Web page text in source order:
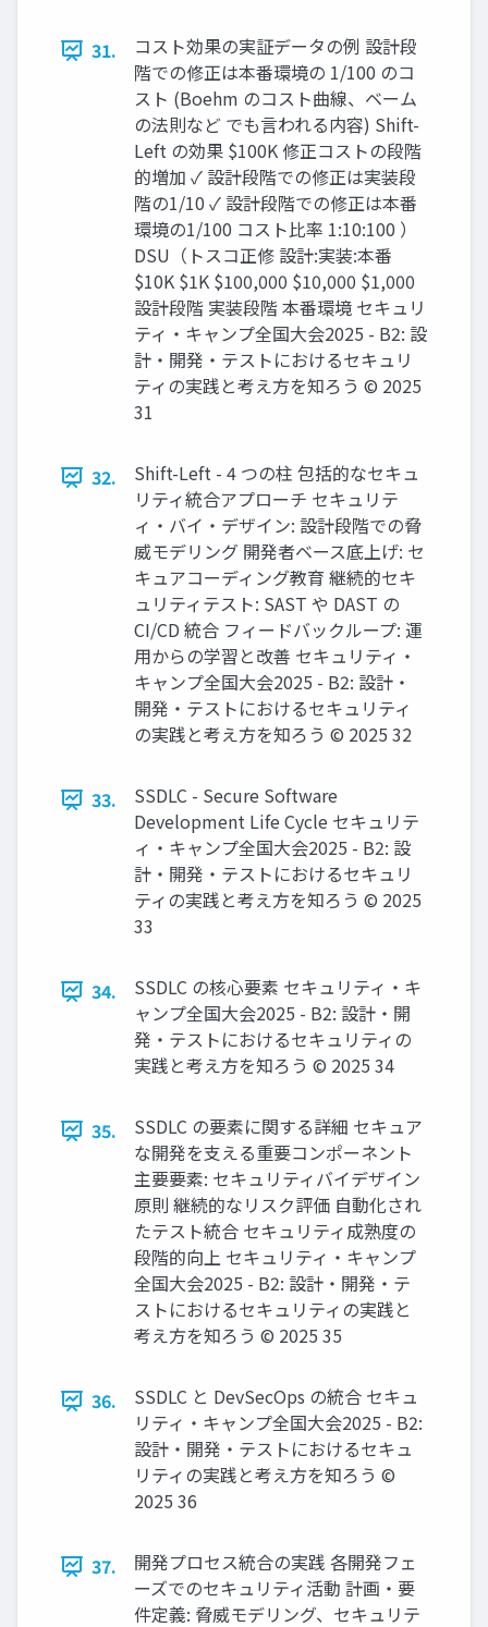
31.
コスト効果の実証データの例 設計段
階での修正は本番環境の 1/100 のコ
スト (Boehm のコスト曲線、ベーム
の法則など でも言われる内容) Shift-
Left の効果 $100K 修正コストの段階
的増加 ✓ 設計段階での修正は実装段
階の1/10 ✓ 設計段階での修正は本番
環境の1/100 コスト⽐率 1:10:100 ）
DSU（トスコ正修 設計:実装:本番
$10K $1K $100,000 $10,000 $1,000
設計段階 実装段階 本番環境 セキュリ
ティ・キャンプ全国大会2025 - B2: 設
計・開発・テストにおけるセキュリ
ティの実践と考え方を知ろう © 2025
31
32.
Shift-Left - 4 つの柱 包括的なセキュ
リティ統合アプローチ セキュリテ
ィ・バイ・デザイン: 設計段階での脅
威モデリング 開発者ベース底上げ: セ
キュアコーディング教育 継続的セキ
ュリティテスト: SAST や DAST の
CI/CD 統合 フィードバックループ: 運
用からの学習と改善 セキュリティ・
キャンプ全国大会2025 - B2: 設計・
開発・テストにおけるセキュリティ
の実践と考え方を知ろう © 2025 32
33.
SSDLC - Secure Software
Development Life Cycle セキュリテ
ィ・キャンプ全国大会2025 - B2: 設
計・開発・テストにおけるセキュリ
ティの実践と考え方を知ろう © 2025
33
34.
SSDLC の核心要素 セキュリティ・キ
ャンプ全国大会2025 - B2: 設計・開
発・テストにおけるセキュリティの
実践と考え方を知ろう © 2025 34
35.
SSDLC の要素に関する詳細 セキュア
な開発を支える重要コンポーネント
主要要素: セキュリティバイデザイン
原則 継続的なリスク評価 自動化され
たテスト統合 セキュリティ成熟度の
段階的向上 セキュリティ・キャンプ
全国大会2025 - B2: 設計・開発・テ
ストにおけるセキュリティの実践と
考え方を知ろう © 2025 35
36.
SSDLC と DevSecOps の統合 セキュ
リティ・キャンプ全国大会2025 - B2:
設計・開発・テストにおけるセキュ
リティの実践と考え方を知ろう ©
2025 36
37.
開発プロセス統合の実践 各開発フェ
ーズでのセキュリティ活動 計画・要
件定義: 脅威モデリング、セキュリテ